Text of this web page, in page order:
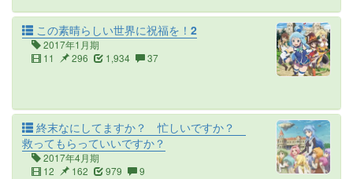
この素晴らしい世界に祝福を！2
2017年1月期
11
296 1,934 37
終末なにしてますか？ 忙しいですか？
救ってもらっていいですか？
2017年4月期
12
162 979 9